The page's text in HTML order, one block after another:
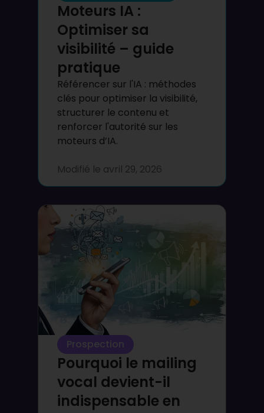
Moteurs IA :
Optimiser sa
visibilité – guide
pratique
Référencer sur l'IA : méthodes
clés pour optimiser la visibilité,
structurer le contenu et
renforcer l'autorité sur les
moteurs d’IA.
Modifié le avril 29, 2026
Prospection
Pourquoi le mailing
vocal devient-il
indispensable en